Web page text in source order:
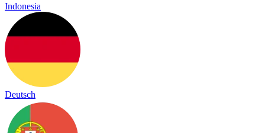
Indonesia
Deutsch